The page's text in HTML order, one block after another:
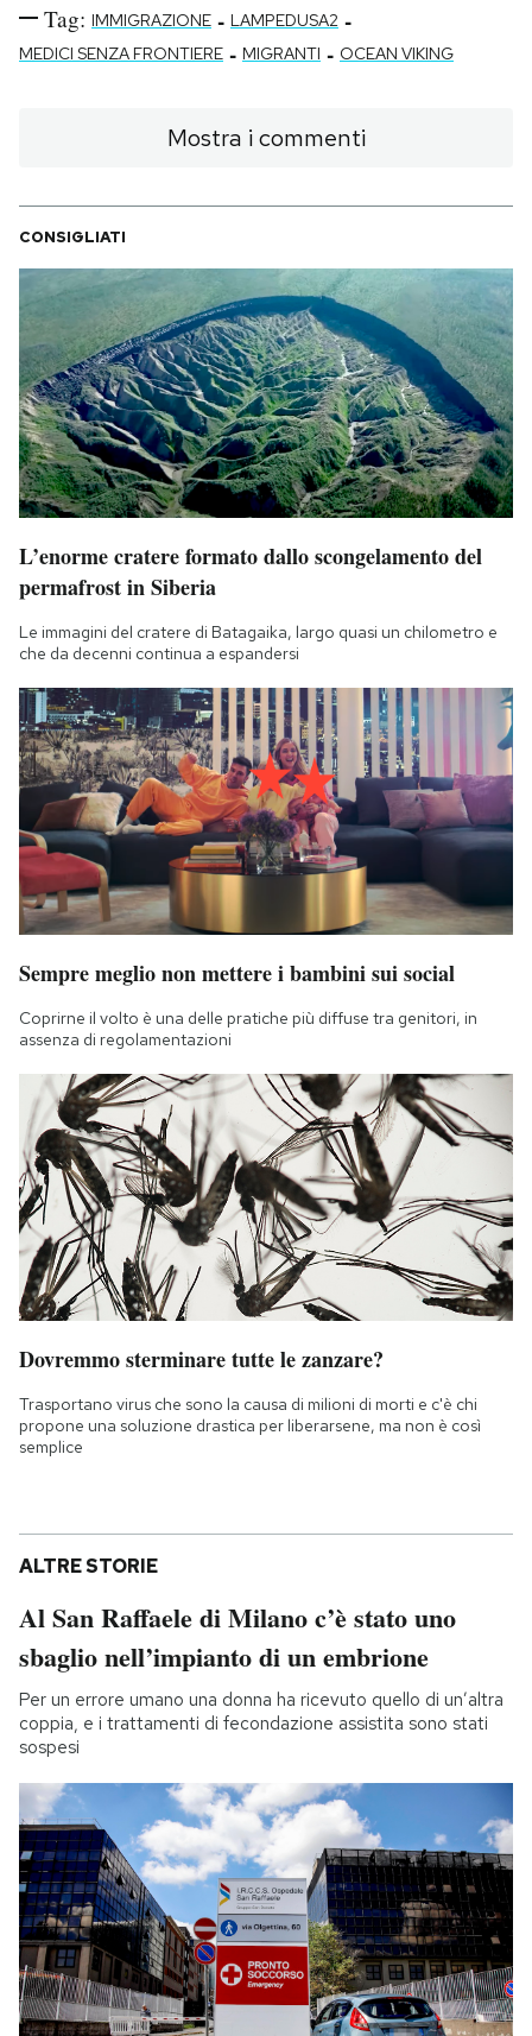
Tag: IMMIGRAZIONE - LAMPEDUSA2 -
MEDICI SENZA FRONTIERE - MIGRANTI - OCEAN VIKING
Mostra i commenti
CONSIGLIATI
L’enorme cratere formato dallo scongelamento del
permafrost in Siberia
Le immagini del cratere di Batagaika, largo quasi un chilometro e
che da decenni continua a espandersi
Sempre meglio non mettere i bambini sui social
Coprirne il volto è una delle pratiche più diffuse tra genitori, in
assenza di regolamentazioni
Dovremmo sterminare tutte le zanzare?
Trasportano virus che sono la causa di milioni di morti e c'è chi
propone una soluzione drastica per liberarsene, ma non è così
semplice
ALTRE STORIE
Al San Raffaele di Milano c’è stato uno
sbaglio nell’impianto di un embrione
Per un errore umano una donna ha ricevuto quello di un’altra
coppia, e i trattamenti di fecondazione assistita sono stati
sospesi